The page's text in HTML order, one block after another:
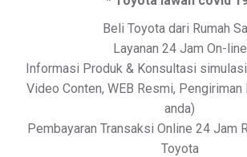
Beli Toyota dari Rumah
Layanan 24 Jam On-line
Informasi Produk & Konsultasi
Video Conten, WEB Resmi, Pengiriman
anda)
Pembayaran Transaksi Online 24 Jam
Toyota